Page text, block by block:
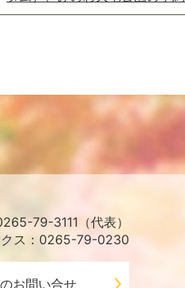
79-3111（代表）
クス：0265-79-0230
お問い合せ